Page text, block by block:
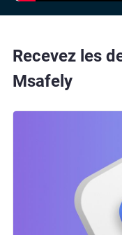
Recevez les
Msafely